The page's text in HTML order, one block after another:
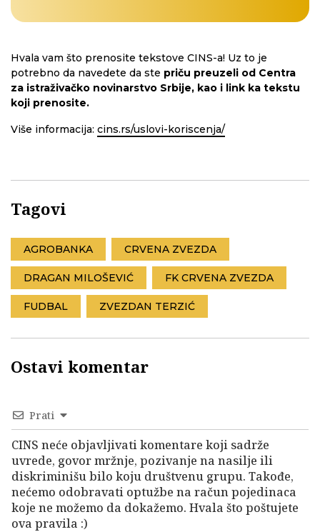
Hvala vam što prenosite tekstove CINS-a! Uz to je
potrebno da navedete da ste priču preuzeli od Centra
za istraživačko novinarstvo Srbije, kao i link ka tekstu
koji prenosite.
Više informacija: cins.rs/uslovi-koriscenja/
Tagovi
AGROBANKA CRVENA ZVEZDA
DRAGAN MILOŠEVIĆ FK CRVENA ZVEZDA
FUDBAL ZVEZDAN TERZIĆ
Ostavi komentar
Prati
CINS neće objavljivati komentare koji sadrže
uvrede, govor mržnje, pozivanje na nasilje ili
diskriminišu bilo koju društvenu grupu. Takođe,
nećemo odobravati optužbe na račun pojedinaca
koje ne možemo da dokažemo. Hvala što poštujete
ova pravila :)